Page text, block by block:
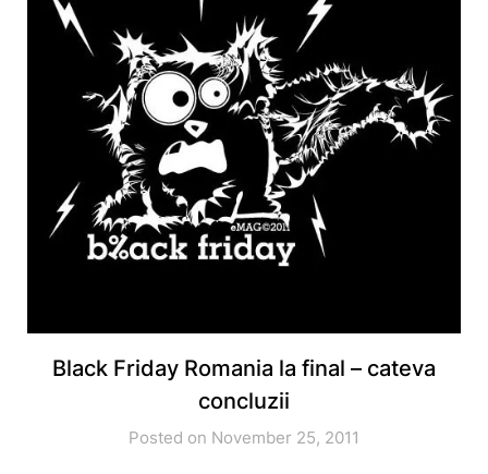
Black Friday Romania la final – cateva
concluzii
Posted on November 25, 2011